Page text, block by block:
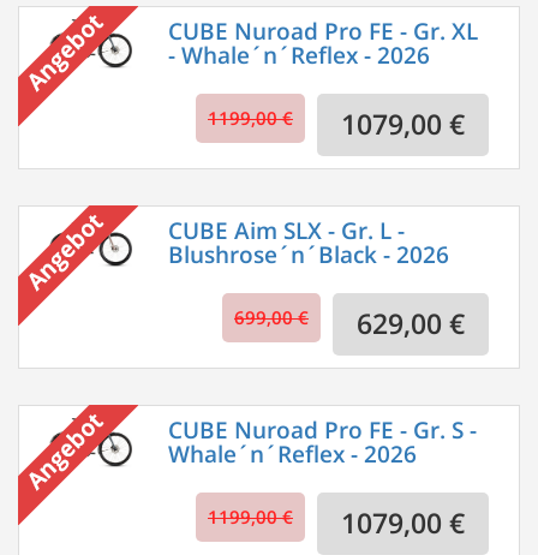
CUBE Nuroad Pro FE - Gr. XL
- Whale´n´Reflex - 2026
1199,00 € 1079,00 €
CUBE Aim SLX - Gr. L -
Blushrose´n´Black - 2026
699,00 € 629,00 €
CUBE Nuroad Pro FE - Gr. S -
Whale´n´Reflex - 2026
1199,00 € 1079,00 €